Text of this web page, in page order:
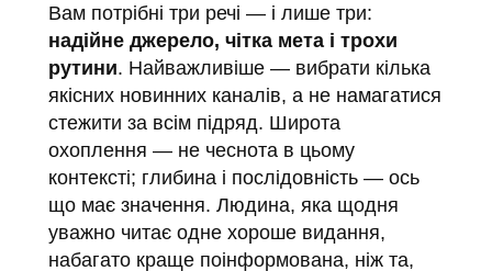
Вам потрібні три речі — і лише три:
надійне джерело, чітка мета і трохи
рутини. Найважливіше — вибрати кілька
якісних новинних каналів, а не намагатися
стежити за всім підряд. Широта
охоплення — не чеснота в цьому
контексті; глибина і послідовність — ось
що має значення. Людина, яка щодня
уважно читає одне хороше видання,
набагато краще поінформована, ніж та,